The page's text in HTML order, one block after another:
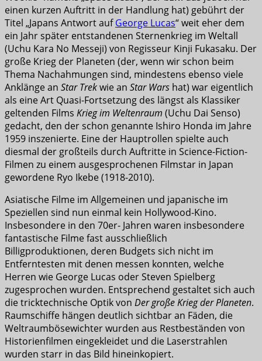
einen kurzen Auftritt in der Handlung hat) gebührt der
Titel „Japans Antwort aufGeorge Lucas“ weit eher dem
ein Jahr später entstandenen Sternenkrieg im Weltall
(Uchu Kara No Messeji) von Regisseur Kinji Fukasaku. Der
große Krieg der Planeten (der, wenn wir schon beim
Thema Nachahmungen sind, mindestens ebenso viele
Anklänge an Star Trekwie an Star Wars hat) war eigentlich
als eine Art Quasi-Fortsetzung des längst als Klassiker
geltenden Films Krieg im Weltenraum (Uchu Dai Senso)
gedacht, den der schon genannte Ishiro Honda im Jahre
1959 inszenierte. Eine der Hauptrollen spielte auch
diesmal der großteils durch Auftritte in Science-Fiction-
Filmen zu einem ausgesprochenen Filmstar in Japan
gewordene Ryo Ikebe (1918-2010).
Asiatische Filme im Allgemeinen und japanische im
Speziellen sind nun einmal kein Hollywood-Kino.
Insbesondere in den 70er- Jahren waren insbesondere
fantastische Filme fast ausschließlich
Billigproduktionen, deren Budgets sich nicht im
Entferntesten mit denen messen konnten, welche
Herren wie George Lucas oder Steven Spielberg
zugesprochen wurden. Entsprechend gestaltet sich auch
die tricktechnische Optik von Der große Krieg der Planeten.
Raumschiffe hängen deutlich sichtbar an Fäden, die
Weltraumbösewichter wurden aus Restbeständen von
Historienfilmen eingekleidet und die Laserstrahlen
wurden starr in das Bild hineinkopiert.